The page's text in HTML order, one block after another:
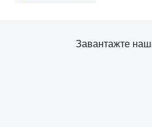
Завантажте